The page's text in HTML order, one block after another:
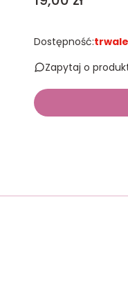
Dostępność:
Zapytaj o